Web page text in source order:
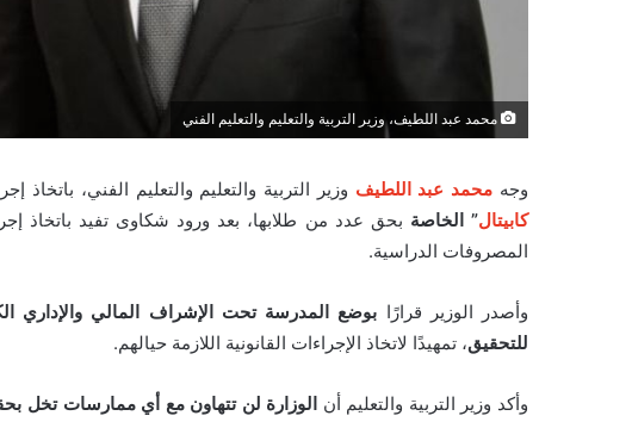
محمد عبد اللطيف، وزير التربية والتعليم والتعليم الفني
وجه محمد عبد اللطيف وزير التربية والتعليم والتعليم الفني،
كابيتال” الخاصة بحق عدد من طلابها، بعد ورود شكاوى تفيد باتخاذ
المصروفات الدراسية.
وأصدر الوزير قرارًا بوضع المدرسة تحت الإشراف المالي والإداري
للتحقيق، تمهيدًا لاتخاذ الإجراءات القانونية اللازمة حيالهم.
وأكد وزير التربية والتعليم أن الوزارة لن تتهاون مع أي ممارسات تخل